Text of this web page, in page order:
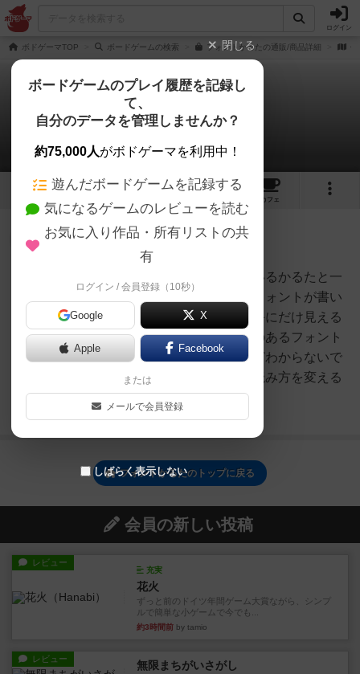
ログイン
ボドゲーマTOP ボードゲームの検索 フォントかるたの通販/商品詳細 作
フォントかるた
1件のルール/インスト
6 5
カフェ
199名
基本ルールは読み手と取り手がいるかるたと一
緒です。取り札の裏面に答えのフォントが書い
てあるので札を取った後は読み手にだけ見える
ように札を渡しましょう。特徴のあるフォント
以外はその道のプロでもほとんどわからないで
すｗ読み手が字体のイメージで読み方を変える
と一層楽しめますね。
勇者
フォントかるたのトップに戻る
会員の新しい投稿
レビュー
充実
花火
ずっと前のドイツ年間ゲーム大賞ながら、シンプ
ルで簡単な小ゲームで今でも...
約3時間前 by tamio
レビュー 無限まちがいさがし
閉じる
ボードゲームのプレイ履歴を記録し
て、
自分のデータを管理しませんか？
約75,000人がボドゲーマを利用中！
遊んだボードゲームを記録する
気になるゲームのレビューを読む
お気に入り作品・所有リストの共
有
ログイン / 会員登録（10秒）
Google X
Apple Facebook
または
メールで会員登録
しばらく表示しない